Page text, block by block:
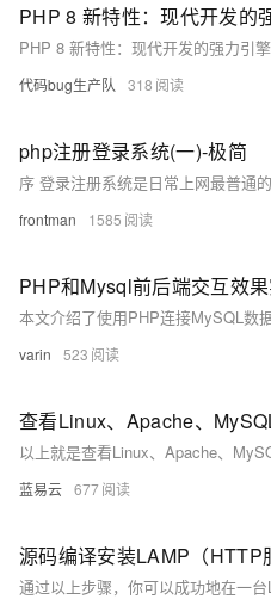
PHP 8 新特性：现代开发的
PHP 8 新特性：现代开发的强力引擎
代码bug生产队 318
php注册登录系统(一)-极简
frontman 1585
PHP和Mysql前后端交互效
varin 523
查看Linux、Apache、
蓝易云 677